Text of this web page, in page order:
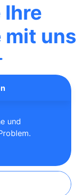
Ihre
mit uns
und